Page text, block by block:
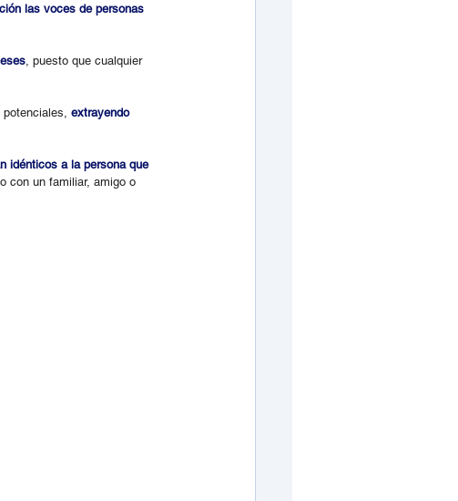
las voces de personas
, puesto que cualquier
extrayendo
idénticos a la persona que
con un familiar, amigo o